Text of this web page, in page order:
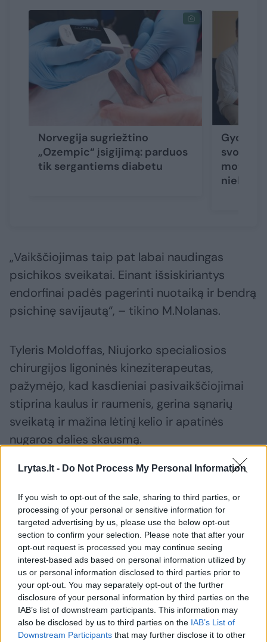
Lrytas.lt - Do Not Process My Personal Information
If you wish to opt-out of the sale, sharing to third parties, or
processing of your personal or sensitive information for
targeted advertising by us, please use the below opt-out
section to confirm your selection. Please note that after your
opt-out request is processed you may continue seeing
interest-based ads based on personal information utilized by
us or personal information disclosed to third parties prior to
your opt-out. You may separately opt-out of the further
disclosure of your personal information by third parties on the
IAB’s list of downstream participants. This information may
also be disclosed by us to third parties on the IAB’s List of
Downstream Participants that may further disclose it to other
Norvegija sugriežtino
„Ozempic“ įsigijimą: parduos
tik sergantiems diabetu
svorį
niekada
„Vaikščiojimas taip pat labai naudingas
psichikos sveikatai. Einant išsiskiriantys
endorfinai padės pagerinti nuotaiką ir bendrą
psichinę savijautą“, – tikino M.Nolanas.
Tyleris Moldoffas, Niujorko specialiosios
chirurgijos ligoninės kineziterapeutas,
pažymėjo, kad kasdieniai pasivaikščiojimai
stiprina kaulus ir raumenis, gerina sąnarių
sveikatą ir mažina lėtinį kelio ir apatinės
nugaros dalies skausmą.
„Įdomu, kad pastaruoju metu atliekami nauji
tyrimai rodo, jog toks paprastas dalykas kaip
vaikščiojimas gali būti išskirtinė mankšta, jei
jis atliekamas teisingai“, – pažymėjo T.
Moldoffas interviu ‚HuffPost‘.
Todėl T.Moldoffas ir M.Nolanas išvardijo 4
paprastas gudrybes, kaip maksimaliai
išnaudoti vaikščiojimą.